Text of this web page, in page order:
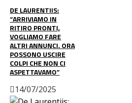
DE LAURENTIIS:
“ARRIVIAMO IN
RITIRO PRONTI,
VOGLIAMO FARE
ALTRI ANNUNCI. ORA
POSSONO USCIRE
COLPI CHE NON CI
ASPETTAVAMO”
14/07/2025